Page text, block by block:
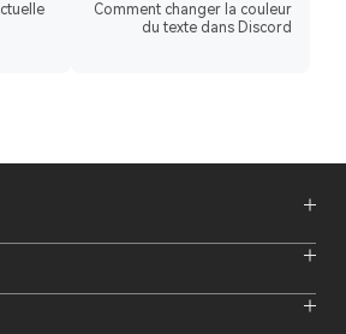
Comment changer la couleur
du texte dans Discord
fil